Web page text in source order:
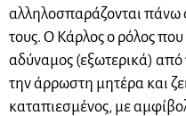
αλληλοσπαράζονται πάνω
τους. Ο Κάρλος ο ρόλος που
αδύναμος (εξωτερικά) από
την άρρωστη μητέρα και
καταπιεσμένος, με